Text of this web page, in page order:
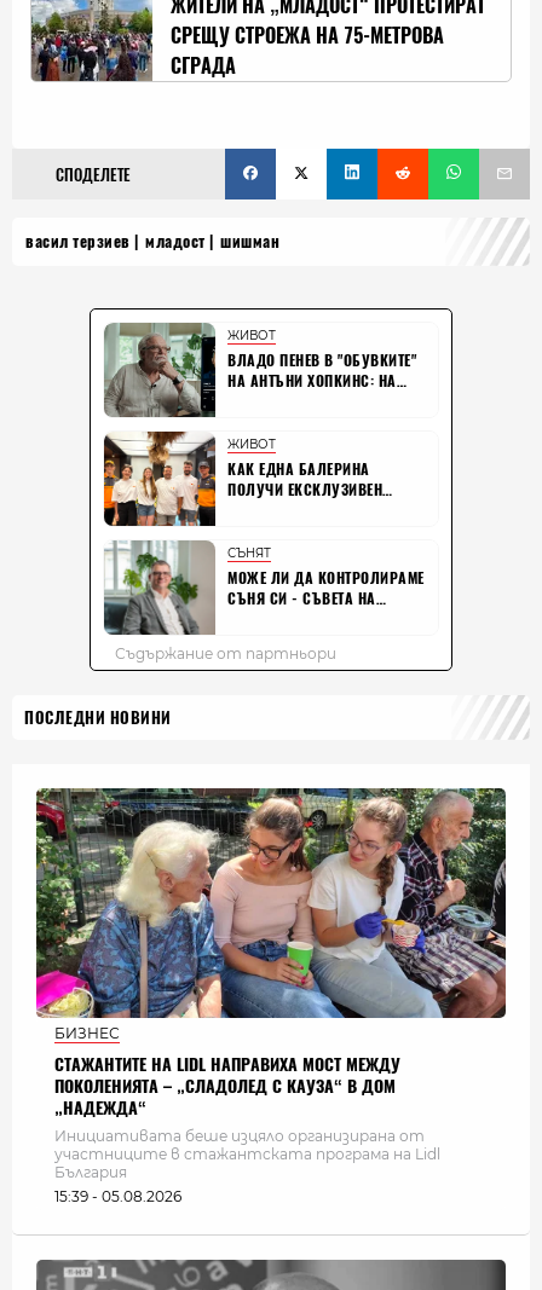
ЖИТЕЛИ НА „МЛАДОСТ“ ПРОТЕСТИРАТ
СРЕЩУ СТРОЕЖА НА 75-МЕТРОВА
СГРАДА
СПОДЕЛЕТЕ
васил терзиев младост шишман
ПОСЛЕДНИ НОВИНИ
БИЗНЕС
СТАЖАНТИТЕ НА LIDL НАПРАВИХА МОСТ МЕЖДУ
ПОКОЛЕНИЯТА – „СЛАДОЛЕД С КАУЗА“ В ДОМ
„НАДЕЖДА“
Инициативата беше изцяло организирана от
участниците в стажантската програма на Lidl
България
15:39 - 05.08.2026